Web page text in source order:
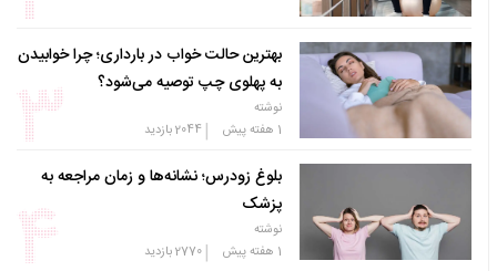
بهترین حالت خواب در بارداری؛ چرا خوابیدن
به پهلوی چپ توصیه می‌شود؟
نوشته
1 هفته پیش
|
2044بازدید
بلوغ زودرس؛ نشانه‌ها و زمان مراجعه به
پزشک
نوشته
1 هفته پیش
|
2770بازدید